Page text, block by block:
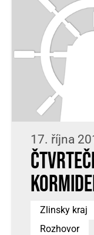
17. října
Zlinsky kraj
Rozhovor